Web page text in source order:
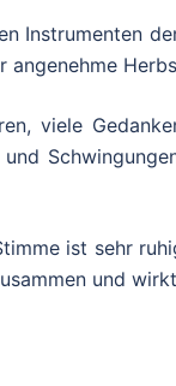
Instrumenten
angenehme
viele
ist sehr
und